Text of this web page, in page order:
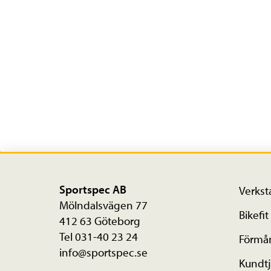
Sportspec AB
Mölndalsvägen 77
412 63 Göteborg
Tel 031-40 23 24
info@sportspec.se
Bikefit